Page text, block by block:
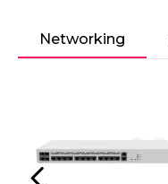
Networking